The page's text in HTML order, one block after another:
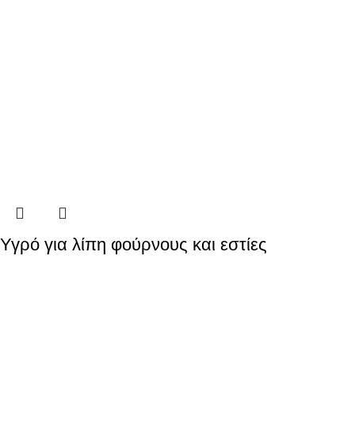
Υγρό για λίπη φούρνους και εστίες